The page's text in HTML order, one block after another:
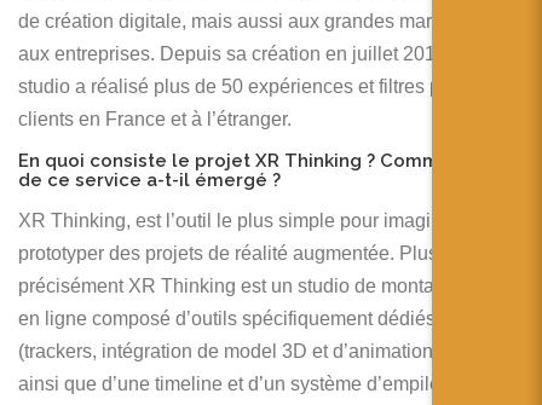
de création digitale, mais aussi aux grandes marques et
aux entreprises. Depuis sa création en juillet 2019, le
studio a réalisé plus de 50 expériences et filtres pour 15
clients en France et à l’étranger.
En quoi consiste le projet XR Thinking ? Comment l’idée
de ce service a-t-il émergé ?
XR Thinking, est l’outil le plus simple pour imaginer et
prototyper des projets de réalité augmentée. Plus
précisément XR Thinking est un studio de montage vidéo
en ligne composé d’outils spécifiquement dédiés à l’AR
(trackers, intégration de model 3D et d’animation etc…)
ainsi que d’une timeline et d’un système d’empilement de